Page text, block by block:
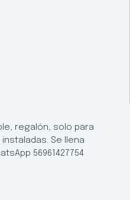
regalón, solo para
Se llena
56961427754